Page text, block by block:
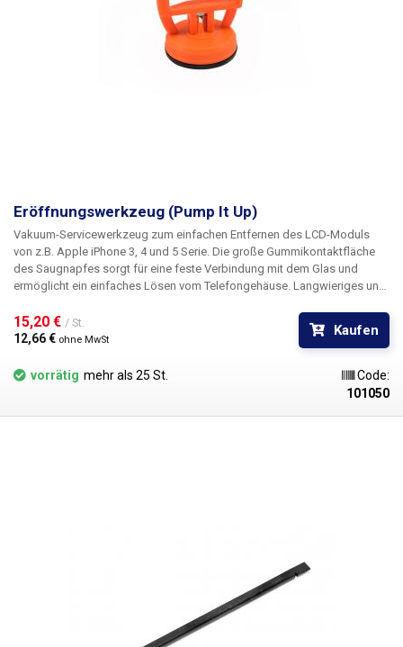
Eröffnungswerkzeug (Pump It Up)
Vakuum-Servicewerkzeug zum einfachen Entfernen des LCD-Moduls
von z.B. Apple iPhone 3, 4 und 5 Serie. Die große Gummikontaktfläche
des Saugnapfes sorgt für eine feste Verbindung mit dem Glas und
ermöglicht ein einfaches Lösen vom Telefongehäuse. Langwieriges und
Beschädigungen am Gehäuse und LCD minimiert.
15,20 € / St.
12,66 € ohne MwSt
Kaufen
vorrätig mehr als 25 St.
Code:
101050